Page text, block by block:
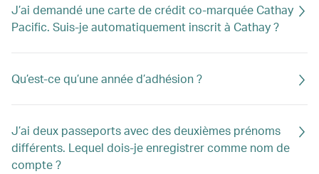
J’ai demandé une carte de crédit co-marquée Cathay
Pacific. Suis-je automatiquement inscrit à Cathay ?
Qu’est-ce qu’une année d’adhésion ?
J’ai deux passeports avec des deuxièmes prénoms
différents. Lequel dois-je enregistrer comme nom de
compte ?